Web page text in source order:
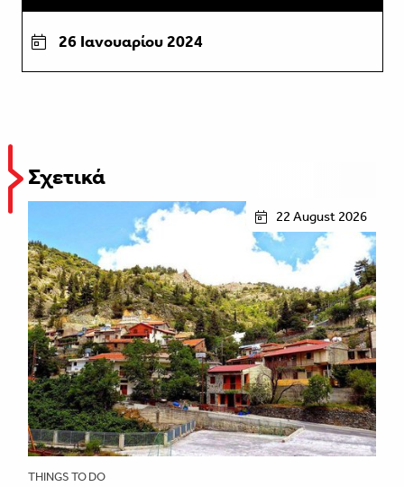
26 Ιανουαρίου 2024
Σχετικά
22 August 2026
THINGS TO DO